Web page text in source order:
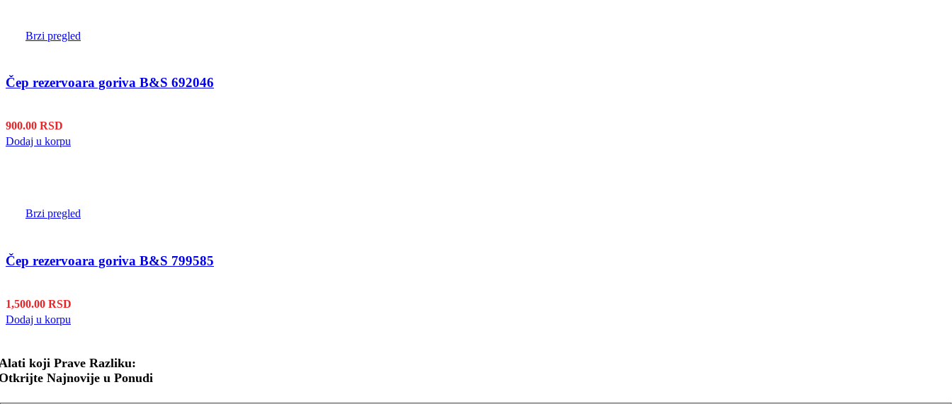
Brzi pregled
Čep rezervoara goriva B&S 692046
900.00 RSD
Dodaj u korpu
Brzi pregled
Čep rezervoara goriva B&S 799585
1,500.00 RSD
Dodaj u korpu
koji Prave Razliku:
Najnovije u Ponudi